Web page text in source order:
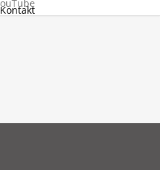
Kontakt